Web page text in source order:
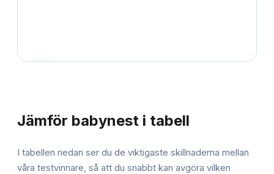
Jämför babynest i tabell
I tabellen nedan ser du de viktigaste skillnaderna mellan
våra testvinnare, så att du snabbt kan avgöra vilken